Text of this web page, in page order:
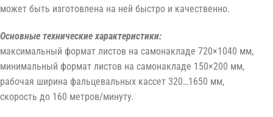
может быть изготовлена на ней быстро и качественно.
Основные технические характеристики:
максимальный формат листов на самонакладе 720×1040 мм,
минимальный формат листов на самонакладе 150×200 мм,
рабочая ширина фальцевальных кассет 320…1650 мм,
скорость до 160 метров/минуту.